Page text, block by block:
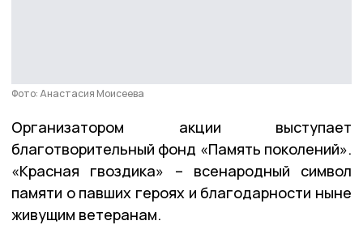
Фото: Анастасия Моисеева
Организатором акции выступает
благотворительный фонд «Память поколений».
«Красная гвоздика» – всенародный символ
памяти о павших героях и благодарности ныне
живущим ветеранам.